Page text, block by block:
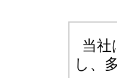
当社
し、